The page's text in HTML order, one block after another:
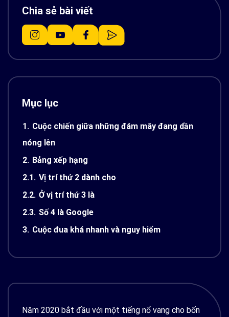
Chia sẻ bài viết
Mục lục
1. Cuộc chiến giữa những đám mây đang dần
nóng lên
2. Bảng xếp hạng
2.1. Vị trí thứ 2 dành cho
2.2. Ở vị trí thứ 3 là
2.3. Số 4 là Google
3. Cuộc đua khá nhanh và nguy hiểm
Năm 2020 bắt đầu với một tiếng nổ vang cho bốn